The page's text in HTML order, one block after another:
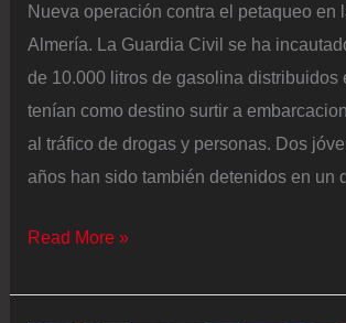
Nueva operación contra el petaqueo en
Almería. La Guardia Civil se ha
de 10.000 litros de gasolina distribuidos
tenían como destino surtir a
al tráfico de drogas y personas. Dos
años han sido también detenidos en un
Golpe
suministro
Read More »